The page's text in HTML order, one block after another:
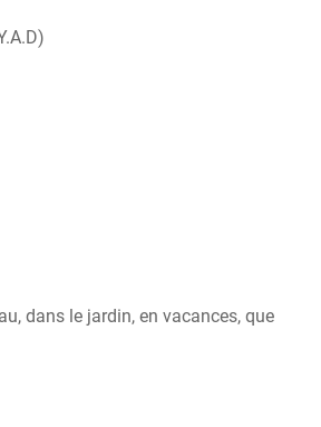
dans le jardin, en vacances, que